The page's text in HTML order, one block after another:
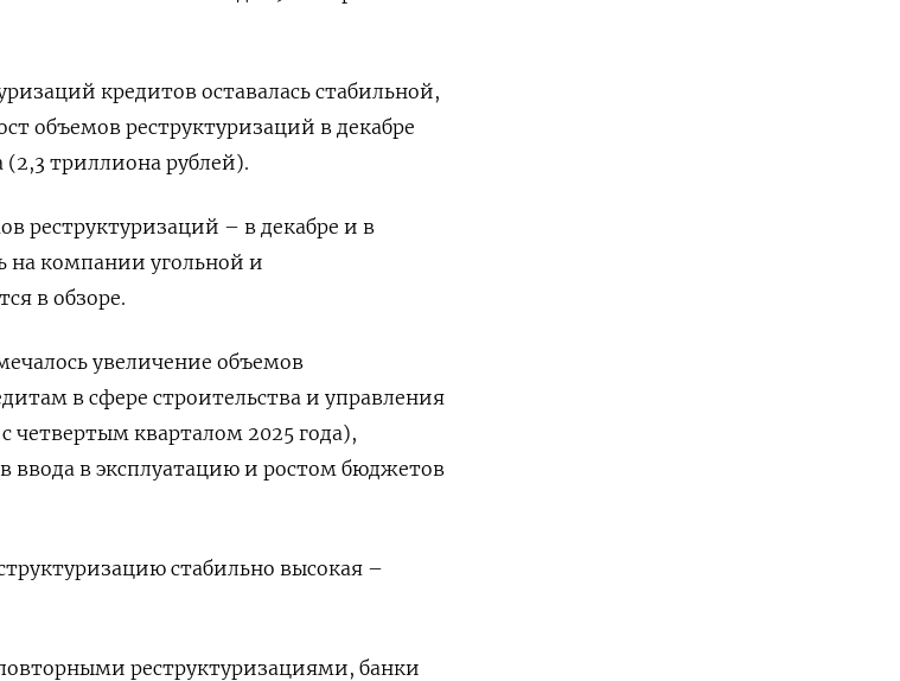
кредитов оставалась стабильной,
объемов реструктуризаций в декабре
триллиона рублей).
реструктуризаций – в декабре и в
на компании угольной и
в обзоре.
увеличение объемов
в сфере строительства и управления
кварталом 2025 года),
ввода в эксплуатацию и ростом бюджетов
стабильно высокая –
реструктуризациями, банки